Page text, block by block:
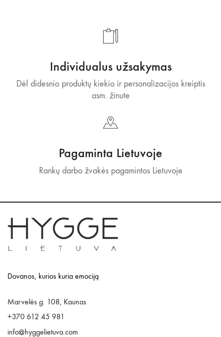
Individualus užsakymas
Dėl didesnio produktų kiekio ir personalizacijos kreiptis
asm. žinute
Pagaminta Lietuvoje
Rankų darbo žvakės pagamintos Lietuvoje
Dovanos, kurios kuria emociją
Marvelės g. 108, Kaunas
+370 612 45 981
info@hyggelietuva.com